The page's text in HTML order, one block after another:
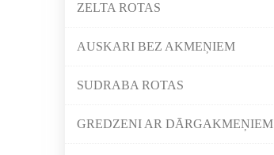
ZELTA ROTAS
AUSKARI BEZ AKMEŅIEM
SUDRABA ROTAS
GREDZENI AR DĀRGAKMEŅIEM